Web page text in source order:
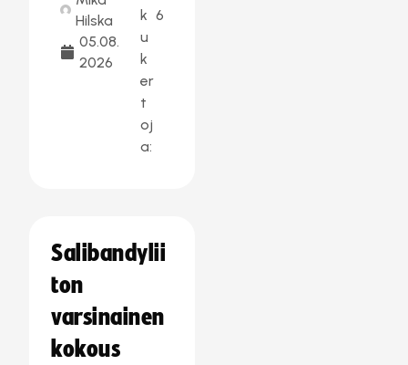
Hilska
05.08.
2026
k
u
k
er
t
oj
a:
6
Salibandylii
ton
varsinainen
kokous